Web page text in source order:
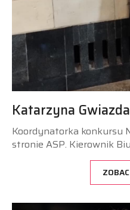
Katarzyna Gwiazda
Koordynatorka konkursu
stronie ASP. Kierownik